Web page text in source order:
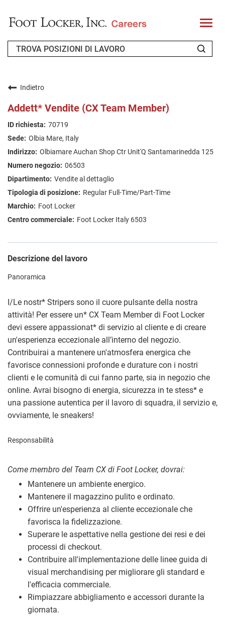
T
o
l
FAQ
CERCA LAVORO
Indietro
Addett* Vendite (CX Team Member)
70719
Olbia Mare, Italy
Olbiamare Auchan Shop Ctr Unit'Q Santamarinedda 125
06503
Vendite al dettaglio
Regular Full-Time/Part-Time
Foot Locker
Foot Locker Italy 6503
Descrizione del lavoro
Panoramica
I/Le nostr* Stripers sono il cuore pulsante della nostra
attività! Per essere un* CX Team Member di Foot Locker
devi essere appassionat* di servizio al cliente e di creare
un'esperienza eccezionale all’interno del negozio.
Contribuirai a mantenere un'atmosfera energica che
favorisce connessioni profonde e durature con i nostri
clienti e le comunità di cui fanno parte, sia in negozio che
online. Avrai bisogno di energia, sicurezza in te stess* e
una passione autentica per il lavoro di squadra, il servizio e,
ovviamente, le sneakers!
Responsabilità
Come membro del Team CX di Foot Locker, dovrai:
Mantenere un ambiente energico.
Mantenere il magazzino pulito e ordinato.
Offrire un'esperienza al cliente eccezionale che
favorisca la fidelizzazione.
Superare le aspettative nella gestione dei resi e dei
processi di checkout.
Contribuire all'implementazione delle linee guida di
visual merchandising per migliorare gli standard e
l'efficacia commerciale.
Rimpiazzare abbigliamento e accessori durante la
giornata.